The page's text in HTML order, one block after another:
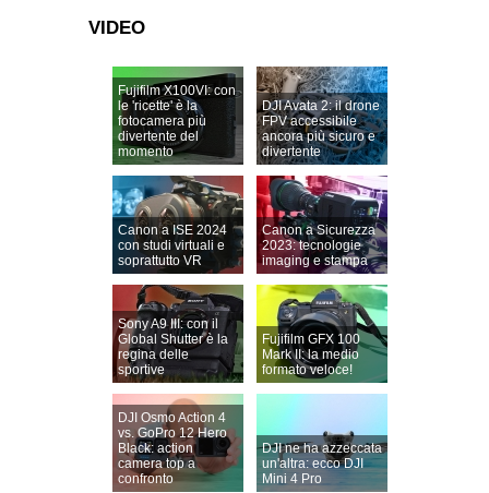
VIDEO
Fujifilm X100VI: con
le 'ricette' è la
fotocamera più
divertente del
momento
DJI Avata 2: il drone
FPV accessibile
ancora più sicuro e
divertente
Canon a ISE 2024
con studi virtuali e
soprattutto VR
Canon a Sicurezza
2023: tecnologie
imaging e stampa
Sony A9 III: con il
Global Shutter è la
regina delle
sportive
Fujifilm GFX 100
Mark II: la medio
formato veloce!
DJI Osmo Action 4
vs. GoPro 12 Hero
Black: action
camera top a
confronto
DJI ne ha azzeccata
un'altra: ecco DJI
Mini 4 Pro